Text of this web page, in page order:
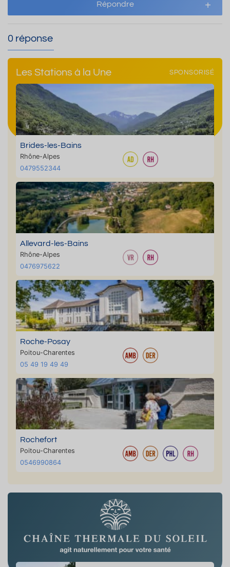
Répondre
0 réponse
Les Stations à la Une SPONSORISÉ
Brides-les-Bains
Rhône-Alpes
0479552344
Allevard-les-Bains
Rhône-Alpes
0476975622
Roche-Posay
Poitou-Charentes
05 49 19 49 49
Rochefort
Poitou-Charentes
0546990864